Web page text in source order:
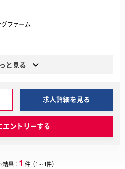
ファーム
と見る
求人詳細を見る
エントリーする
結果： 1 件（1～1件）